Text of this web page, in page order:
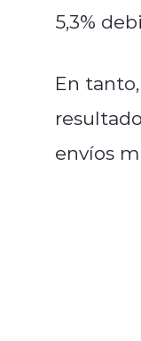
5,3%
En
envíos